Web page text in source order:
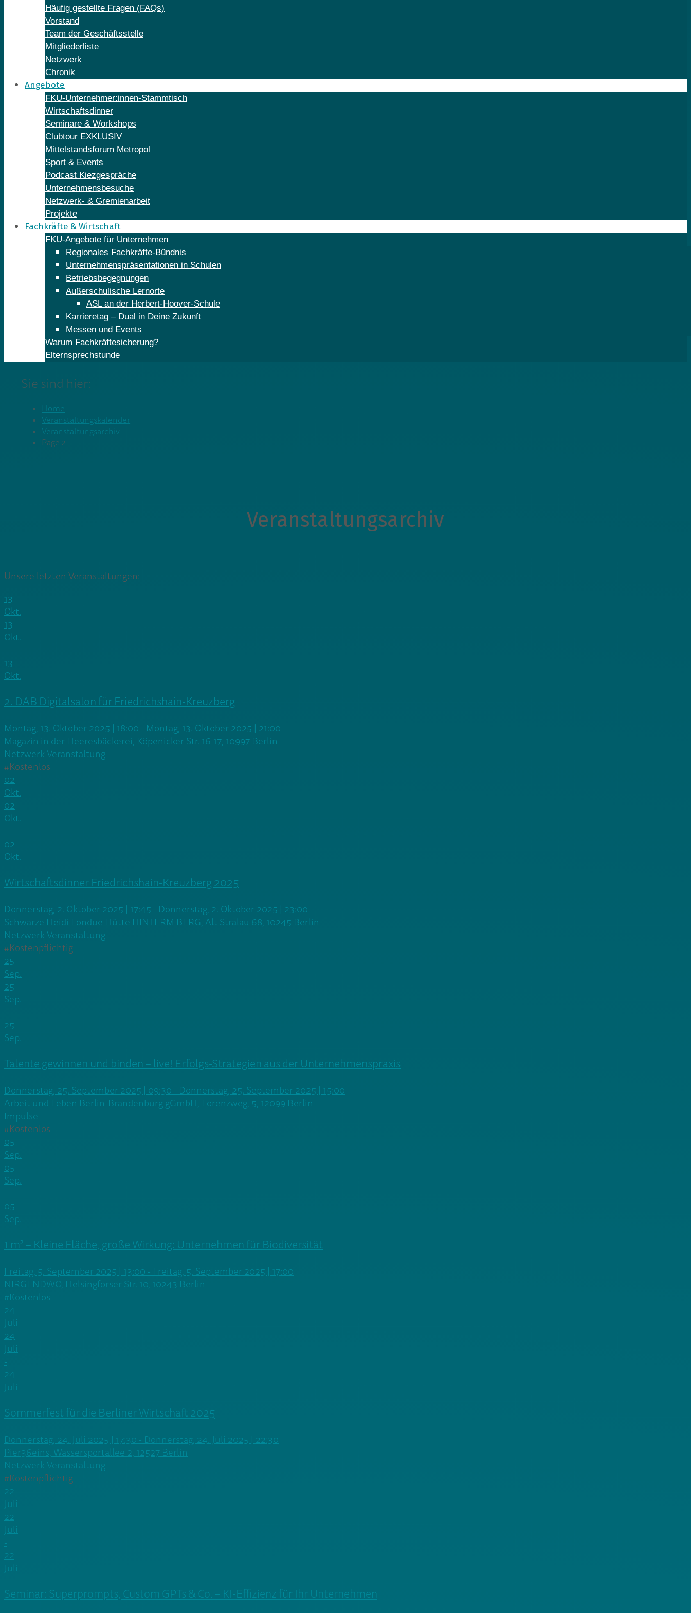
Häufig gestellte Fragen (FAQs)
Vorstand
Team der Geschäftsstelle
Mitgliederliste
Netzwerk
Chronik
Angebote
FKU-Unternehmer:innen-Stammtisch
Wirtschaftsdinner
Seminare & Workshops
Clubtour EXKLUSIV
Mittelstandsforum Metropol
Sport & Events
Podcast Kiezgespräche
Unternehmensbesuche
Netzwerk- & Gremienarbeit
Projekte
Fachkräfte & Wirtschaft
FKU-Angebote für Unternehmen
Regionales Fachkräfte-Bündnis
Unternehmenspräsentationen in Schulen
Betriebsbegegnungen
Außerschulische Lernorte
ASL an der Herbert-Hoover-Schule
Karrieretag – Dual in Deine Zukunft
Messen und Events
Warum Fachkräftesicherung?
Elternsprechstunde
Sie sind hier:
Home
Veranstaltungskalender
Veranstaltungsarchiv
Page 2
Veranstaltungsarchiv
Unsere letzten Veranstaltungen:
13
Okt.
13
Okt.
-
13
Okt.
2. DAB Digitalsalon für Friedrichshain-Kreuzberg
Montag, 13. Oktober 2025 | 18:00 - Montag, 13. Oktober 2025 | 21:00
Magazin in der Heeresbäckerei, Köpenicker Str. 16-17, 10997 Berlin
Netzwerk-Veranstaltung
#Kostenlos
02
Okt.
02
Okt.
-
02
Okt.
Wirtschaftsdinner Friedrichshain-Kreuzberg 2025
Donnerstag, 2. Oktober 2025 | 17:45 - Donnerstag, 2. Oktober 2025 | 23:00
Schwarze Heidi Fondue Hütte HINTERM BERG, Alt-Stralau 68, 10245 Berlin
Netzwerk-Veranstaltung
#Kostenpflichtig
25
Sep.
25
Sep.
-
25
Sep.
Talente gewinnen und binden – live! Erfolgs-Strategien aus der Unternehmenspraxis
Donnerstag, 25. September 2025 | 09:30 - Donnerstag, 25. September 2025 | 15:00
Arbeit und Leben Berlin-Brandenburg gGmbH, Lorenzweg, 5, 12099 Berlin
Impulse
#Kostenlos
05
Sep.
05
Sep.
-
05
Sep.
1 m² – Kleine Fläche, große Wirkung: Unternehmen für Biodiversität
Freitag, 5. September 2025 | 13:00 - Freitag, 5. September 2025 | 17:00
NIRGENDWO, Helsingforser Str. 10, 10243 Berlin
#Kostenlos
24
Juli
24
Juli
-
24
Juli
Sommerfest für die Berliner Wirtschaft 2025
Donnerstag, 24. Juli 2025 | 17:30 - Donnerstag, 24. Juli 2025 | 22:30
Pier36eins, Wassersportallee 2, 12527 Berlin
Netzwerk-Veranstaltung
#Kostenpflichtig
22
Juli
22
Juli
-
22
Juli
Seminar: Superprompts, Custom GPTs & Co. – KI-Effizienz für Ihr Unternehmen